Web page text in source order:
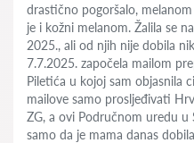
drastično pogoršalo,
je i kožni melanom. Žalila se
2025., ali od njih nije dobila
7.7.2025. započela mailom
Piletića u kojoj sam objasnila
mailove samo prosljeđivati
ZG, a ovi Područnom uredu u
samo da je mama danas